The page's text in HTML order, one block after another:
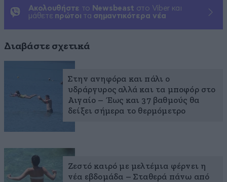
Ακολουθήστε το Newsbeast στο Viber και
μάθετε πρώτοι τα σημαντικότερα νέα
Διαβάστε σχετικά
Στην ανηφόρα και πάλι ο
υδράργυρος αλλά και τα μποφόρ στο
Αιγαίο – Έως και 37 βαθμούς θα
δείξει σήμερα το θερμόμετρο
Ζεστό καιρό με μελτέμια φέρνει η
νέα εβδομάδα – Σταθερά πάνω από